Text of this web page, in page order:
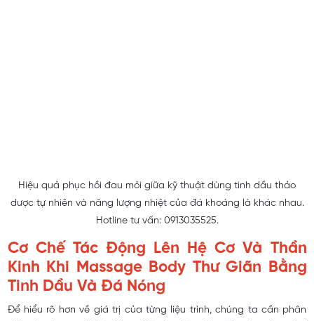
Hiệu quả phục hồi đau mỏi giữa kỹ thuật dùng tinh dầu thảo
dược tự nhiên và năng lượng nhiệt của đá khoáng là khác nhau.
Hotline tư vấn: 0913035525.
Cơ Chế Tác Động Lên Hệ Cơ Và Thần
Kinh Khi Massage Body Thư Giãn Bằng
Tinh Dầu Và Đá Nóng
Để hiểu rõ hơn về giá trị của từng liệu trình, chúng ta cần phân